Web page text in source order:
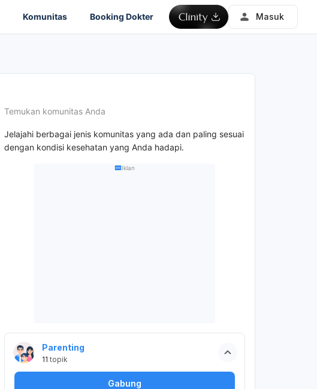
Komunitas Booking Dokter Masuk
Temukan komunitas Anda
Jelajahi berbagai jenis komunitas yang ada dan paling sesuai
dengan kondisi kesehatan yang Anda hadapi.
Iklan
Parenting
11 topik
Gabung